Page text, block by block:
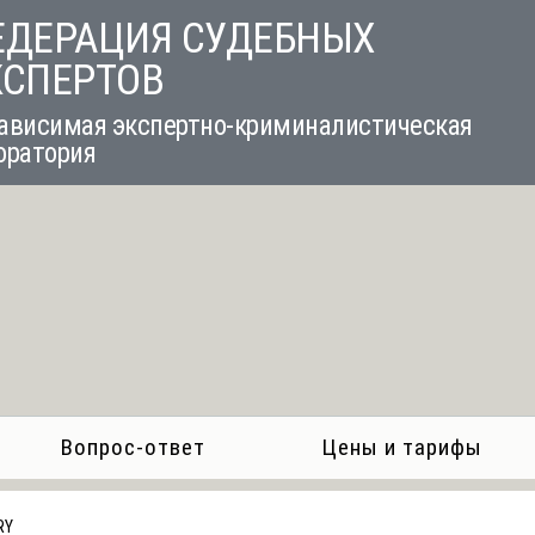
СУДЕБНЫХ
экспертно-криминалистическая
Вопрос-ответ Цены и тарифы